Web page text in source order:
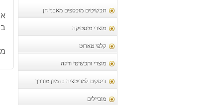
תכשיטים מוכספים מאבני חן
מוצרי מיסטיקה
קלפי טארוט
מוצרי ותכשיטי וויקה
דיסקים למדיטציה בדמיון מודרך
מוביילים